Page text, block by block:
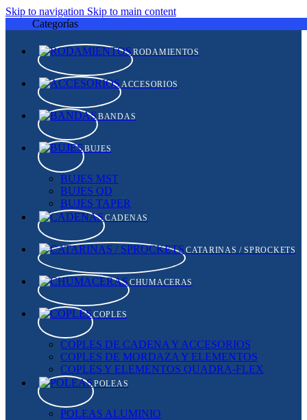
Skip to navigation Skip to main content
Categorías
RODAMIENTOS
ACCESORIOS
BANDAS
BUJES
BUJES MST
BUJES QD
BUJES TAPER
CADENAS
CATARINAS / SPROCKETS
CHUMACERAS
COPLES
COPLES DE CADENA Y ACCESORIOS
COPLES DE MORDAZA Y ELEMENTOS
COPLES Y ELEMENTOS QUADRA-FLEX
POLEAS
POLEAS ALUMINIO